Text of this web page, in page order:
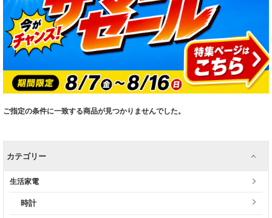
ご指定の条件に一致する商品が見つかりませんでした。
カテゴリー
生活家電
時計